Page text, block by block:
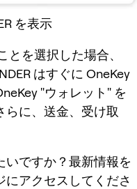
を表示
とを選択した場合、
はすぐに OneKey
"ウォレット" を
らに、送金、受け取
いですか？最新情報を
にアクセスしてくださ